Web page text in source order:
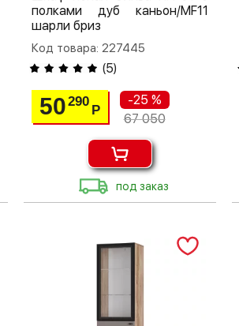
полками дуб каньон/MF11
шарли бриз
Код товара: 227445
(5)
50290
Р
-25 %
67 050
под заказ